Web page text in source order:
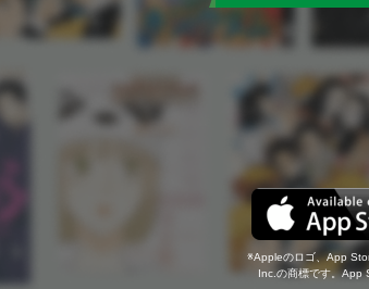
Appleのロゴ、App
Inc.の商標です。App